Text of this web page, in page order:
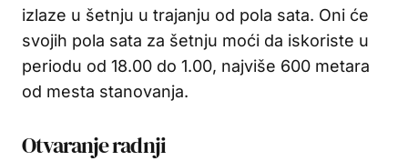
izlaze u šetnju u trajanju od pola sata. Oni će
svojih pola sata za šetnju moći da iskoriste u
periodu od 18.00 do 1.00, najviše 600 metara
od mesta stanovanja.
Otvaranje radnji